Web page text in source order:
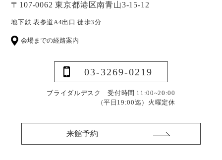
〒107-0062 東京都港区南青山3-15-12
地下鉄 表参道A4出口 徒歩3分
会場までの経路案内
03-3269-0219
ブライダルデスク 受付時間 11:00~20:00
（平日19:00迄） 火曜定休
来館予約